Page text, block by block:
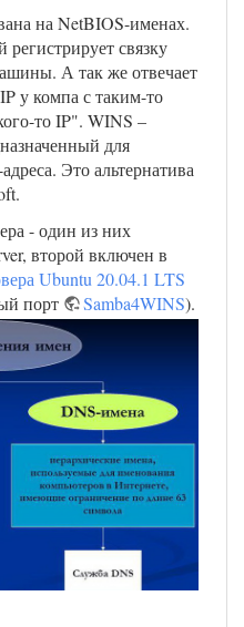
на NetBIOS-именах.
связку
А так же отвечает
у компа с таким-то
то IP". WINS –
для
Это альтернатива
- один из них
второй включен в
Ubuntu 20.04.1 LTS
порт
Samba4WINS).